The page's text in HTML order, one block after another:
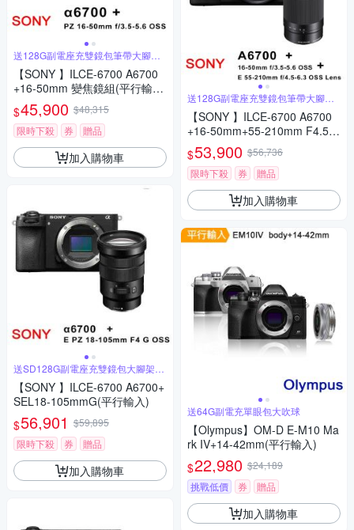
送128G副電座充雙鏡包筆帶大腳架
大清
【SONY 】ILCE-6700 A6700
+16-50mm 變焦鏡組(平行輸
入)
$45,900 $48,315
限時下殺
券 贈品
加入購物車
送SD128G副電座充雙鏡包大腳架大
吹球
【SONY 】ILCE-6700 A6700+
SEL18-105mmG(平行輸入)
$56,901 $59,895
限時下殺
券 贈品
加入購物車
送128G副電座充雙鏡包筆帶大腳架
大清
【SONY 】ILCE-6700 A6700
+16-50mm+55-210mm F4.5-
6.3雙鏡組(平行輸入)
$53,900 $56,736
限時下殺
券 贈品
加入購物車
送64G副電充單眼包大吹球
【Olympus】OM-D E-M10 Ma
rk IV+14-42mm(平行輸入)
$22,980 $24,189
挑戰低價
券 贈品
加入購物車